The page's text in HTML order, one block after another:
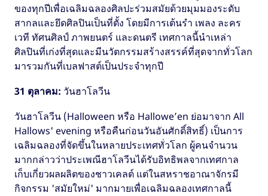
ของทุกปีเพื่อเฉลิมฉลองศิลปะร่วมสมัยด้วยมุมมองระดับ
สากลและยึดศิลปินเป็นที่ตั้ง โดยมีการเต้นรำ เพลง ละคร
เวที ทัศนศิลป์ ภาพยนตร์ และดนตรี เทศกาลนี้นำเหล่า
ศิลปินที่เก่งที่สุดและมีนวัตกรรมสร้างสรรค์ที่สุดจากทั่วโลก
มารวมกันที่เบลฟาสต์เป็นประจำทุกปี
31 ตุลาคม: วันฮาโลวีน
วันฮาโลวีน (Halloween หรือ Hallowe’en ย่อมาจาก All
Hallows' evening หรือคืนก่อนวันอันศักดิ์สิทธิ์) เป็นการ
เฉลิมฉลองที่จัดขึ้นในหลายประเทศทั่วโลก ผู้คนจำนวน
มากกล่าวว่าประเพณีฮาโลวีนได้รับอิทธิพลจากเทศกาล
เก็บเกี่ยวผลผลิตของชาวเคลต์ แต่ในสหราชอาณาจักรมี
กิจกรรม 'สมัยใหม่' มากมายเพื่อเฉลิมฉลองเทศกาลนี้